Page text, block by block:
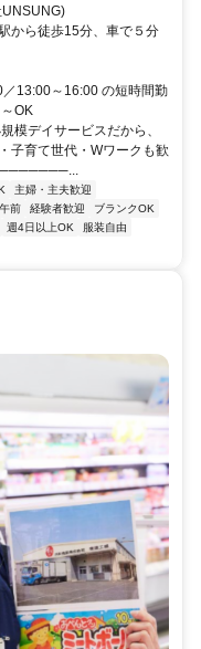
から徒歩15分、車で５分
13:00～16:00 の短時間勤
OK
模デイサービスだから、
子育て世代・Wワークも歓
主婦・主夫歓迎
午前 経験者歓迎
ブランクOK
週4日以上OK
服装自由